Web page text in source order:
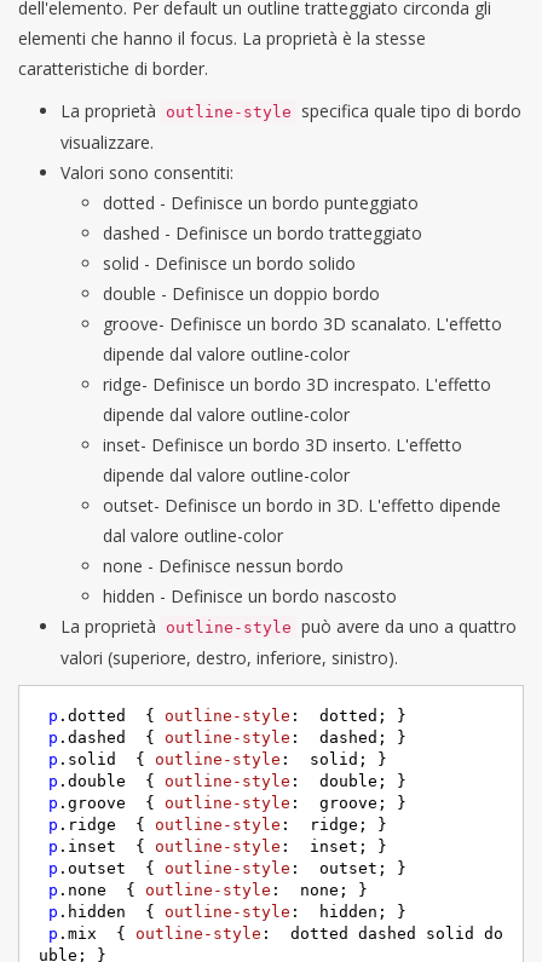
dell'elemento. Per default un outline tratteggiato circonda gli
elementi che hanno il focus. La proprietà è la stesse
caratteristiche di border.
La proprietà
outline-style
specifica quale tipo di bordo
visualizzare.
Valori sono consentiti:
dotted - Definisce un bordo punteggiato
dashed - Definisce un bordo tratteggiato
solid - Definisce un bordo solido
double - Definisce un doppio bordo
groove- Definisce un bordo 3D scanalato. L'effetto
dipende dal valore outline-color
ridge- Definisce un bordo 3D increspato. L'effetto
dipende dal valore outline-color
inset- Definisce un bordo 3D inserto. L'effetto
dipende dal valore outline-color
outset- Definisce un bordo in 3D. L'effetto dipende
dal valore outline-color
none - Definisce nessun bordo
hidden - Definisce un bordo nascosto
La proprietà
outline-style può avere da uno a quattro
valori (superiore, destro, inferiore, sinistro).
p .dotted { outline-style :  dotted; }
p .dashed { outline-style :  dashed; }
p .solid { outline-style :  solid; }
p .double { outline-style :  double; }
p .groove { outline-style :  groove; }
p .ridge { outline-style :  ridge; }
p .inset { outline-style :  inset; }
p .outset { outline-style :  outset; }
p .none { outline-style :  none; }
p .hidden { outline-style :  hidden; }
p .mix { outline-style :  dotted dashed solid do
uble; }